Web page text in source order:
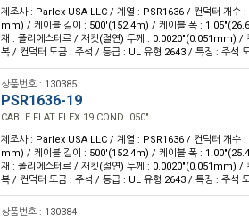
제조사 : Parlex USA LLC / 계열 : PSR1636 / 컨덕터 개수
mm) / 케이블 길이 : 500'(152.4m) / 케이블 폭 :
재 : 폴리에스테르 / 재킷(절연) 두께 : 0.0020"(0.051mm) /
복 / 컨덕터 도금 : 주석 / 등급 : UL 유형 2643 / 특징 : 주석
상품번호 : 130385
PSR1636-19
CABLE FLAT FLEX 19 COND .050"
제조사 : Parlex USA LLC / 계열 : PSR1636 / 컨덕터 개수
mm) / 케이블 길이 : 500'(152.4m) / 케이블 폭 :
재 : 폴리에스테르 / 재킷(절연) 두께 : 0.0020"(0.051mm) /
복 / 컨덕터 도금 : 주석 / 등급 : UL 유형 2643 / 특징 : 주석
상품번호 : 130384